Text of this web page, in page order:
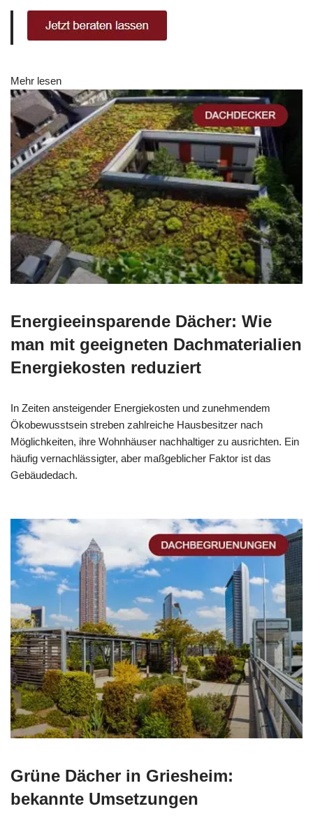
Mehr lesen
Energieeinsparende Dächer: Wie
man mit geeigneten Dachmaterialien
Energiekosten reduziert
In Zeiten ansteigender Energiekosten und zunehmendem
Ökobewusstsein streben zahlreiche Hausbesitzer nach
Möglichkeiten, ihre Wohnhäuser nachhaltiger zu ausrichten. Ein
häufig vernachlässigter, aber maßgeblicher Faktor ist das
Gebäudedach.
Grüne Dächer in Griesheim:
bekannte Umsetzungen